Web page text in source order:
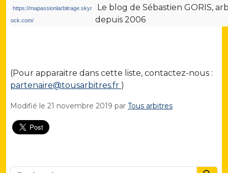
https://mapassionlarbitrage.skyr
ock.com/
Le blog de Sébastien GORIS,
depuis 2006
(Pour apparaitre dans cette liste, contactez-nous :
partenaire@tousarbitres.fr )
Modifié le 21 novembre 2019 par Tous arbitres